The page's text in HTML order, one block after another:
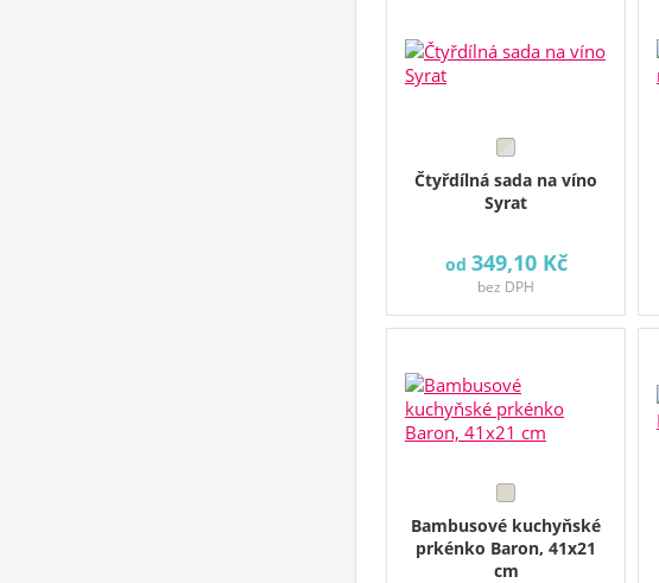
Čtyřdílná sada na víno
Syrat
od 349,10 Kč
bez DPH
Bambusové kuchyňské
prkénko Baron, 41x21
cm